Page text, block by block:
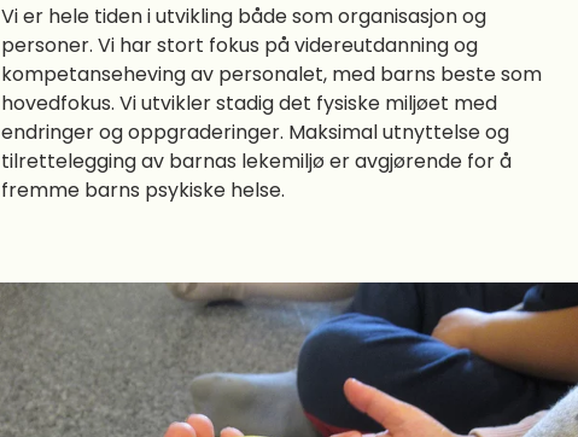
Vi er hele tiden i utvikling både som organisasjon og
personer. Vi har stort fokus på videreutdanning og
kompetanseheving av personalet, med barns beste som
hovedfokus. Vi utvikler stadig det fysiske miljøet med
endringer og oppgraderinger. Maksimal utnyttelse og
tilrettelegging av barnas lekemiljø er avgjørende for å
fremme barns psykiske helse.